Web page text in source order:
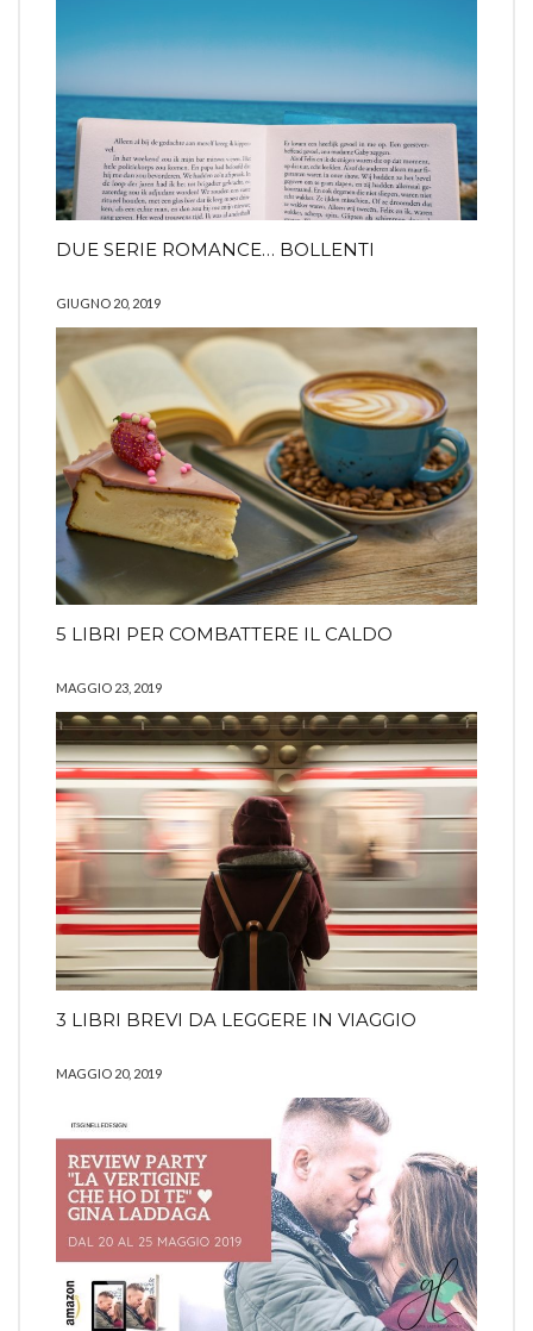
DUE SERIE ROMANCE… BOLLENTI
GIUGNO 20, 2019
5 LIBRI PER COMBATTERE IL CALDO
MAGGIO 23, 2019
3 LIBRI BREVI DA LEGGERE IN VIAGGIO
MAGGIO 20, 2019